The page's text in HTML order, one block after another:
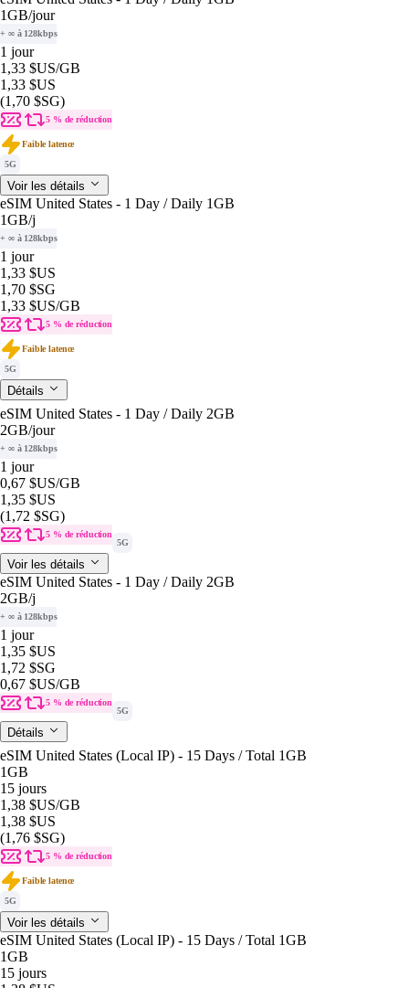
1GB/jour
+ ∞ à 128kbps
1 jour
1,33 $US/GB
1,33 $US
(1,70 $SG)
5 % de réduction
Faible latence
5G
Voir les détails
eSIM United States - 1 Day / Daily 1GB
1GB/j
+ ∞ à 128kbps
1 jour
1,33 $US
1,70 $SG
1,33 $US/GB
5 % de réduction
Faible latence
5G
Détails
eSIM United States - 1 Day / Daily 2GB
2GB/jour
+ ∞ à 128kbps
1 jour
0,67 $US/GB
1,35 $US
(1,72 $SG)
5 % de réduction
5G
Voir les détails
eSIM United States - 1 Day / Daily 2GB
2GB/j
+ ∞ à 128kbps
1 jour
1,35 $US
1,72 $SG
0,67 $US/GB
5 % de réduction
5G
Détails
eSIM United States (Local IP) - 15 Days / Total 1GB
1GB
15 jours
1,38 $US/GB
1,38 $US
(1,76 $SG)
5 % de réduction
Faible latence
5G
Voir les détails
eSIM United States (Local IP) - 15 Days / Total 1GB
1GB
15 jours